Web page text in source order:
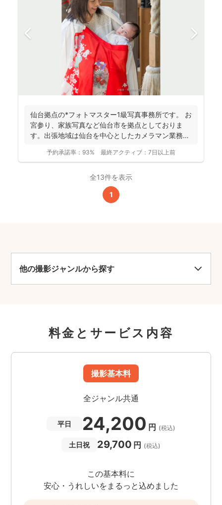
仙台拠点の*フォトマスター1級写真事務所です。 お
宮参り、家族写真など仙台市を拠点としておりま
す。出張地域は仙台を中心としたカメラマン業務を
予約承諾率： 93% 最終アクティブ： 7日以上前
全13件を表示
1
他の撮影ジャンルから探す
料金とサービス内容
撮影基本料
全ジャンル共通
平日 24,200 円 (税込)
土日祝 29,700 円 (税込)
この基本料に
安心・うれしいをまるっと込めました